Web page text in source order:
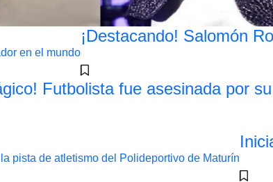
¡Destacando! Salomón
Futbolista fue asesinada por